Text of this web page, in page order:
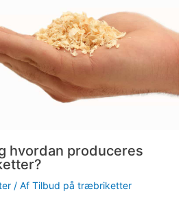
hvordan produceres
/ Af Tilbud på træbriketter